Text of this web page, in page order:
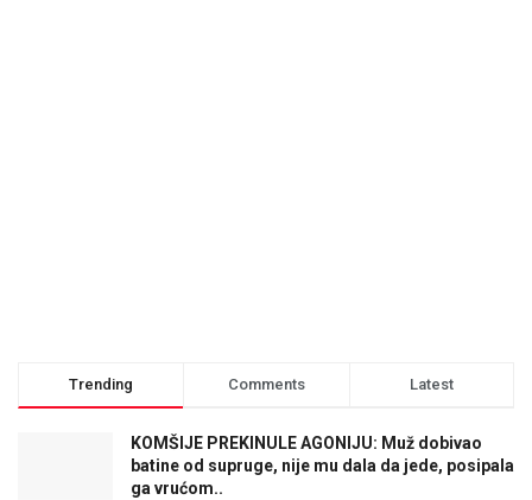
Trending Comments Latest
KOMŠIJE PREKINULE AGONIJU: Muž dobivao
batine od supruge, nije mu dala da jede, posipala
ga vrućom..